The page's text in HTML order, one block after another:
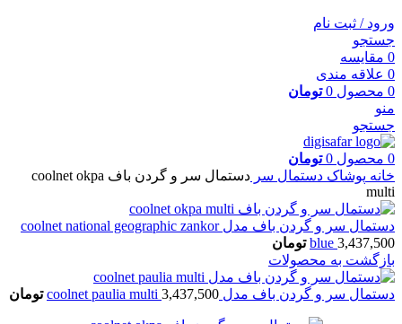
ورود / ثبت نام
جستجو
0 مقایسه
0 علاقه مندی
0 محصول 0 تومان
منو
جستجو
0 محصول 0 تومان
خانه پوشاک دستمال سر
دستمال سر و گردن باف coolnet okpa
multi
دستمال سر و گردن باف مدل coolnet national geographic zankor
blue 3,437,500
تومان
بازگشت به محصولات
دستمال سر و گردن باف مدل coolnet paulia multi 3,437,500 تومان